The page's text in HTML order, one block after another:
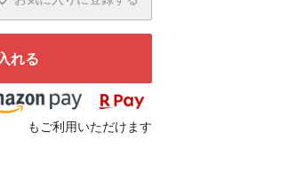
れる
もご利用いただけます